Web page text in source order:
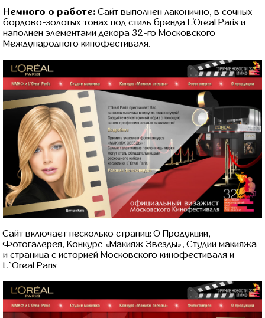
Немного о работе: Сайт выполнен лаконично, в сочных
бордово-золотых тонах под стиль бренда L'Oreal Paris и
наполнен элементами декора 32-го Московского
Международного кинофестиваля.
Сайт включает несколько страниц: О Продукции,
Фотогалерея, Конкурс «Макияж Звезды», Студии макияжа
и страница с историей Московского кинофестиваля и
L`Oreal Paris.